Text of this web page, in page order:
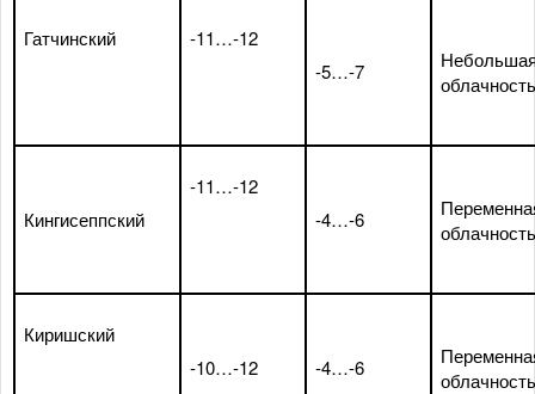
Гатчинский
-11…-12
-5…-7
облачность
Кингисеппский
-11…-12
-4…-6
облачность
Киришский
-10…-12
-4…-6
облачность